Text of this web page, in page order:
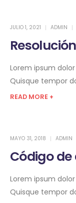
JULIO 1, 2021 ADMIN
Lorem ipsum
Quisque tempor
READ MORE +
MAYO 31, 2018 ADMIN
Código de
Lorem ipsum
Quisque tempor